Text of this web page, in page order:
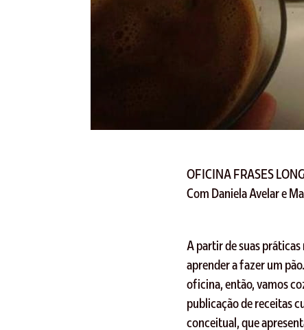
OFICINA FRASES
Com Daniela Avelar e
A partir de suas
aprender a fazer um
oficina, então, vamos
publicação de receitas
conceitual, que